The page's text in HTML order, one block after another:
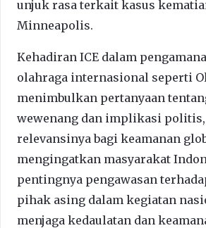
unjuk rasa terkait kasus
Minneapolis.
Kehadiran ICE dalam
olahraga internasional seperti
menimbulkan pertanyaan
wewenang dan implikasi politis,
relevansinya bagi keamanan
mengingatkan masyarakat
pentingnya pengawasan
pihak asing dalam kegiatan
menjaga kedaulatan dan